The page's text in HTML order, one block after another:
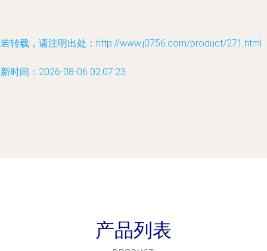
转载，请注明出处：http://www.j0756.com/product/271.html
时间：2026-08-06 02:07:23
产品列表